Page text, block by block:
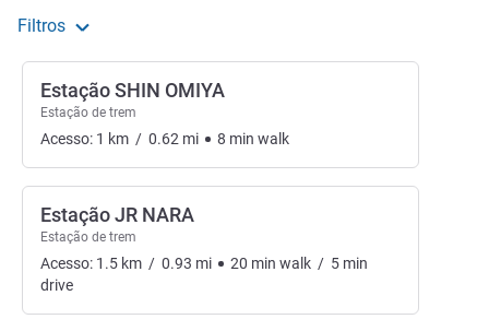
Filtros
Estação SHIN OMIYA
Estação de trem
Acesso: 1 km / 0.62 mi 8 min walk
Estação JR NARA
Estação de trem
Acesso: 1.5 km / 0.93 mi 20 min walk / 5 min
drive